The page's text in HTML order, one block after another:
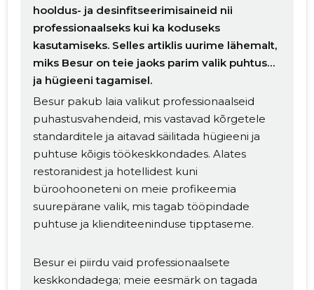
hooldus- ja desinfitseerimisaineid nii
professionaalseks kui ka koduseks
kasutamiseks. Selles artiklis uurime lähemalt,
miks Besur on teie jaoks parim valik puhtuse
ja hügieeni tagamisel.
Besur pakub laia valikut professionaalseid
puhastusvahendeid, mis vastavad kõrgetele
standarditele ja aitavad säilitada hügieeni ja
puhtuse kõigis töökeskkondades. Alates
restoranidest ja hotellidest kuni
büroohooneteni on meie profikeemia
suurepärane valik, mis tagab tööpindade
puhtuse ja klienditeeninduse tipptaseme.
Besur ei piirdu vaid professionaalsete
keskkondadega; meie eesmärk on tagada